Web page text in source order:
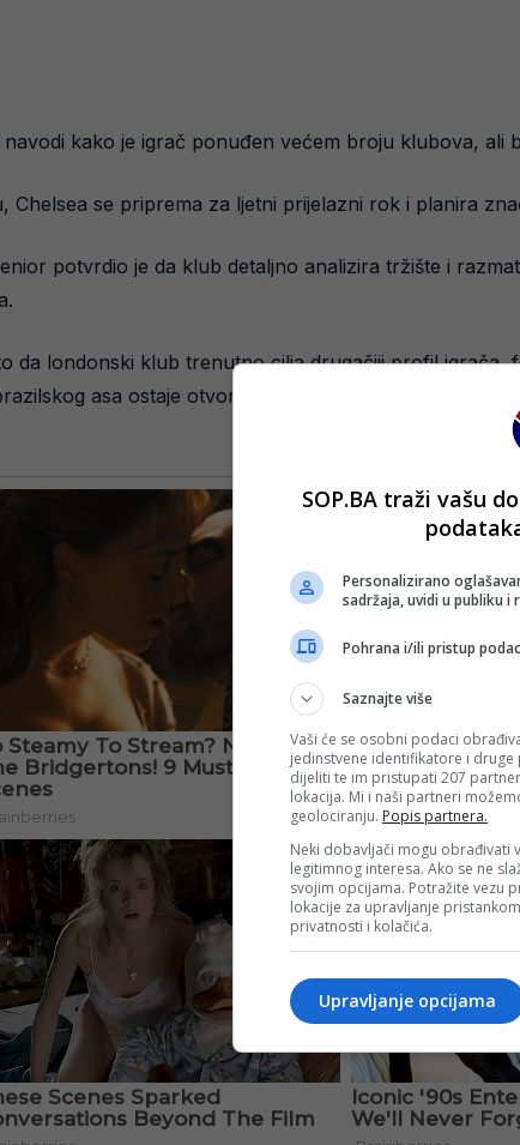
navodi kako je igrač ponuđen većem broju klubova,
Chelsea se priprema za ljetni prijelazni rok i planira
potvrdio je da klub detaljno analizira tržište i
da londonski klub trenutno cilja drugačiji profil
asa ostaje otvoreno pitanje.
SOP.BA traži vašu
Personalizirano
sadržaja, uvidi u publiku i
Pohrana i/ili pristup
Saznajte više
Vaši će se osobni podaci
jedinstvene identifikatore i
dijeliti te im pristupati 207
lokacija. Mi i naši partneri
geolociranju. Popis partnera.
Neki dobavljači mogu obrađivati
legitimnog interesa. Ako se ne
svojim opcijama. Potražite vezu
lokacije za upravljanje
privatnosti i kolačića.
Upravljanje opcijama